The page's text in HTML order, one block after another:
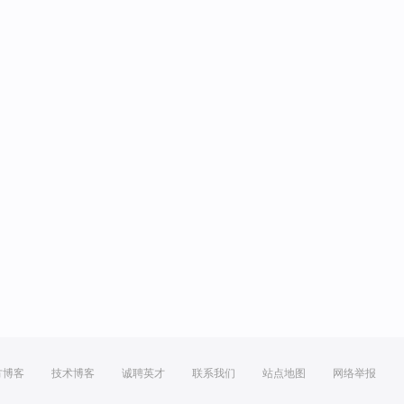
博客 技术博客 诚聘英才 联系我们 站点地图 网络举报